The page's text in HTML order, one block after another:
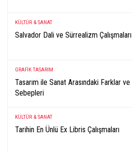
KÜLTÜR & SANAT
Salvador Dali ve Sürrealizm Çalışmaları
GRAFİK TASARIM
Tasarım ile Sanat Arasındaki Farklar ve
Sebepleri
KÜLTÜR & SANAT
Tarihin En Ünlü Ex Libris Çalışmaları